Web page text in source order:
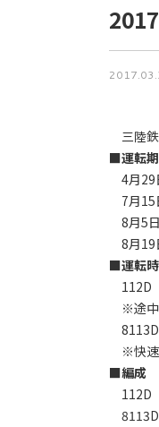
三陸鉄
■運転
4月29
7月15
8月5
8月19
■運転
112D
※途中
※快速
■編成
112D